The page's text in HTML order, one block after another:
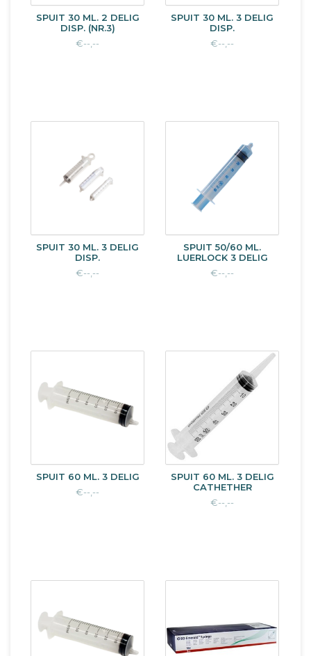
SPUIT 30 ML. 2 DELIG
DISP. (NR.3)
€--,--
SPUIT 30 ML. 3 DELIG
DISP.
€--,--
SPUIT 30 ML. 3 DELIG
DISP.
€--,--
SPUIT 50/60 ML.
LUERLOCK 3 DELIG
€--,--
SPUIT 60 ML. 3 DELIG
€--,--
SPUIT 60 ML. 3 DELIG
CATHETHER
€--,--